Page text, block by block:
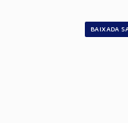
BAIXADA